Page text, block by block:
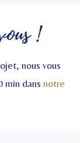
!
nous vous
min dans notre